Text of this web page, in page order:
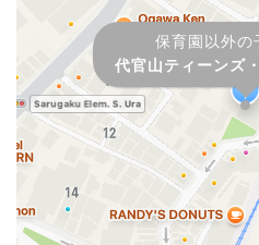
保育園以外の
代官山ティーンズ